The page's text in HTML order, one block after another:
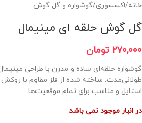
خانه/اکسسوری/گوشواره و گل گوش
گل گوش حلقه ای مینیمال
۲۷۰,۰۰۰ تومان
گوشواره حلقه‌ای ساده و مدرن با طراحی
طولانی‌مدت. ساخته شده از فلز مقاوم با
استایل و مناسب برای تمام موقعیت‌ها.
در انبار موجود نمی باشد